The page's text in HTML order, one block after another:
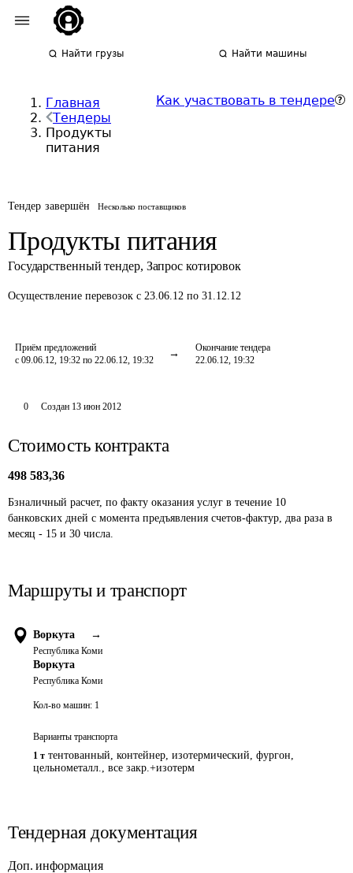
Найти грузы Найти машины
Главная
Тендеры
Продукты
питания
Как участвовать в тендере
Тендер завершён Несколько поставщиков
Продукты питания
Государственный тендер, Запрос котировок
Осуществление перевозок с 23.06.12 по 31.12.12
Приём предложений
с 09.06.12, 19:32 по 22.06.12, 19:32
Окончание тендера
22.06.12, 19:32
0 Создан 13 июн 2012
Стоимость контракта
498 583,36
Бзналичный расчет, по факту оказания услуг в течение 10
банковских дней с момента предъявления счетов-фактур, два раза в
месяц - 15 и 30 числа.
Маршруты и транспорт
Воркута →
Республика Коми
Воркута
Республика Коми
Кол-во машин: 1
Варианты транспорта
1 т тентованный, контейнер, изотермический, фургон,
цельнометалл., все закр.+изотерм
Тендерная документация
Доп. информация